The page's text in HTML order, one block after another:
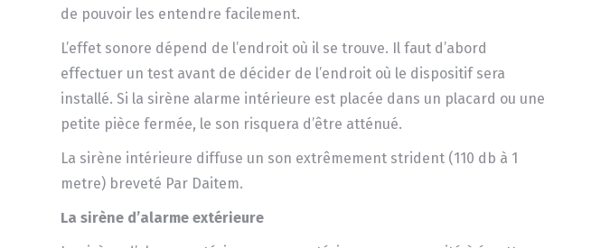
de pouvoir les entendre facilement.
L’effet sonore dépend de l’endroit où il se trouve. Il faut d’abord
effectuer un test avant de décider de l’endroit où le dispositif sera
installé. Si la sirène alarme intérieure est placée dans un placard ou une
petite pièce fermée, le son risquera d’être atténué.
La sirène intérieure diffuse un son extrêmement strident (110 db à 1
metre) breveté Par Daitem.
La sirène d’alarme extérieure